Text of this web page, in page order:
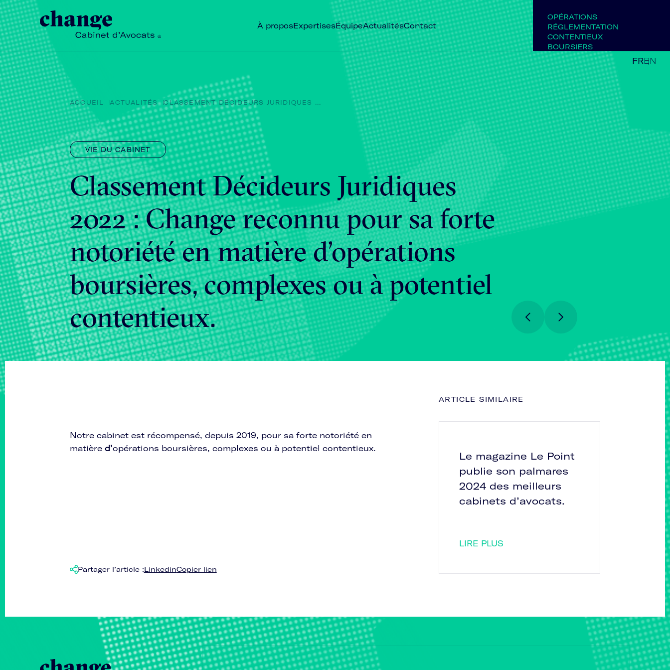
À proposExpertisesÉquipeActualitésContact
OPÉRATIONS
RÉGLEMENTATION
CONTENTIEUX
BOURSIERS
FREN
ACCUEIL ACTUALITÉS CLASSEMENT DÉCIDEURS JURIDIQUES ...
VIE DU CABINET
Classement Décideurs Juridiques
2022 : Change reconnu pour sa forte
notoriété en matière d’opérations
boursières, complexes ou à potentiel
contentieux.
Notre cabinet est récompensé, depuis 2019, pour sa forte notoriété en
matière d’opérations boursières, complexes ou à potentiel contentieux.
Partager l’article :LinkedinCopier lien
ARTICLE SIMILAIRE
Le magazine Le Point
publie son palmares
2024 des meilleurs
cabinets d’avocats.
LIRE PLUS